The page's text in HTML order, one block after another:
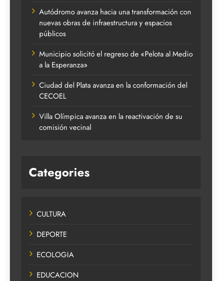
Autódromo avanza hacia una transformación con
nuevas obras de infraestructura y espacios
públicos
Municipio solicitó el regreso de «Pelota al Medio
a la Esperanza»
Ciudad del Plata avanza en la conformación del
CECOEL
Villa Olímpica avanza en la reactivación de su
comisión vecinal
Categories
CULTURA
DEPORTE
ECOLOGIA
EDUCACION